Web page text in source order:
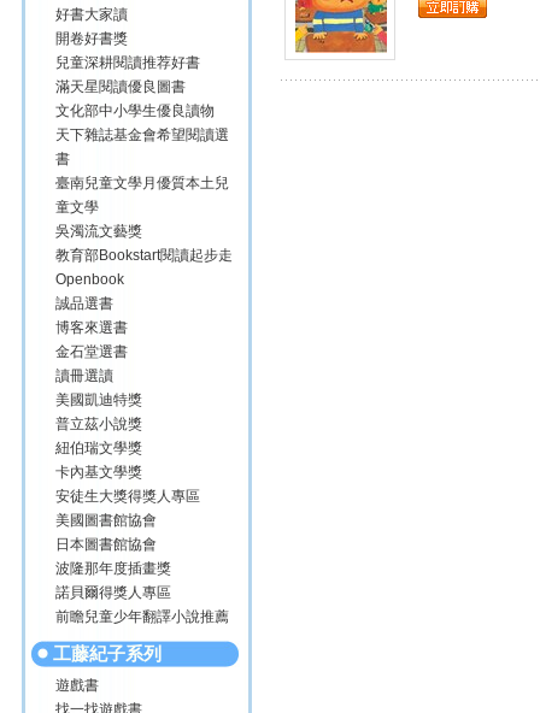
好書大家讀
開卷好書獎
兒童深耕閱讀推荐好書
滿天星閱讀優良圖書
文化部中小學生優良讀物
天下雜誌基金會希望閱讀選
書
臺南兒童文學月優質本土兒
童文學
吳濁流文藝獎
教育部Bookstart閱讀起步走
Openbook
誠品選書
博客來選書
金石堂選書
讀冊選讀
美國凱迪特獎
普立茲小說獎
紐伯瑞文學獎
卡內基文學獎
安徒生大獎得獎人專區
美國圖書館協會
日本圖書館協會
波隆那年度插畫獎
諾貝爾得獎人專區
前瞻兒童少年翻譯小說推薦
工藤紀子系列
遊戲書
找一找遊戲書